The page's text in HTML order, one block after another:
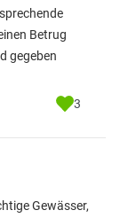
Betrug
gegeben
3
Gewässer,